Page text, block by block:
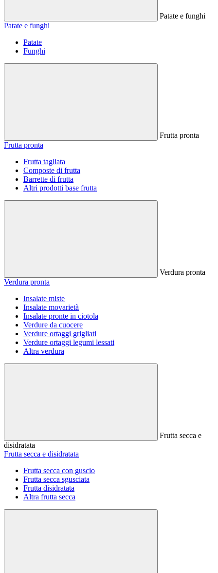
Patate e funghi
Patate e funghi
Patate
Funghi
Frutta pronta
Frutta pronta
Frutta tagliata
Composte di frutta
Barrette di frutta
Altri prodotti base frutta
Verdura pronta
Verdura pronta
Insalate miste
Insalate movarietà
Insalate pronte in ciotola
Verdure da cuocere
Verdure ortaggi grigliati
Verdure ortaggi legumi lessati
Altra verdura
Frutta secca e
disidratata
Frutta secca e disidratata
Frutta secca con guscio
Frutta secca sgusciata
Frutta disidratata
Altra frutta secca